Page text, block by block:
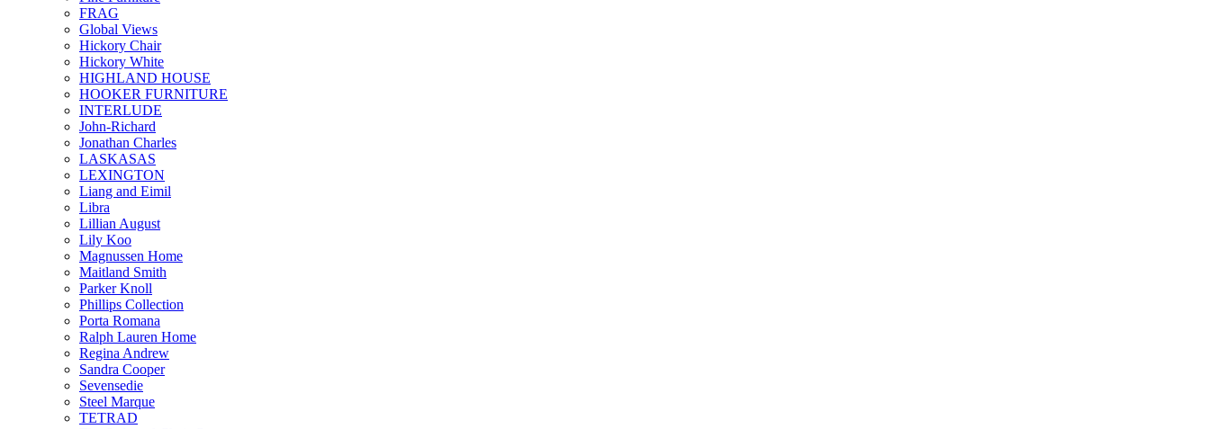
FRAG
Global Views
Hickory Chair
Hickory White
HIGHLAND HOUSE
HOOKER FURNITURE
INTERLUDE
John-Richard
Jonathan Charles
LASKASAS
LEXINGTON
Liang and Eimil
Libra
Lillian August
Lily Koo
Magnussen Home
Maitland Smith
Parker Knoll
Phillips Collection
Porta Romana
Ralph Lauren Home
Regina Andrew
Sandra Cooper
Sevensedie
Steel Marque
TETRAD